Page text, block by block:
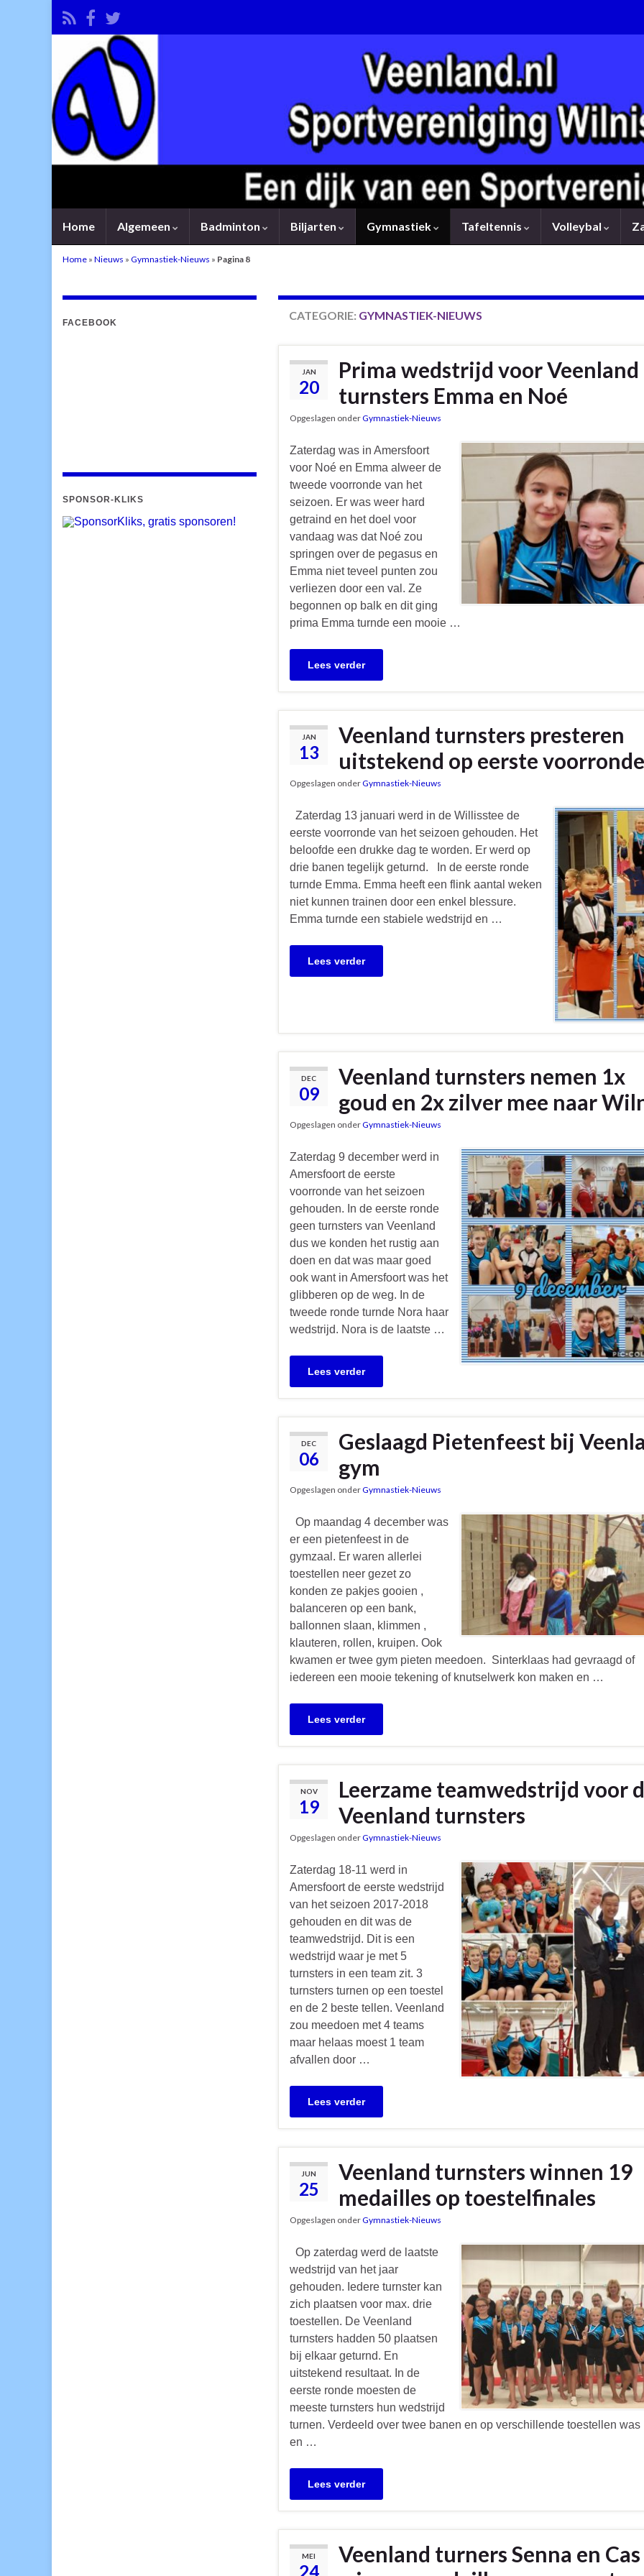
Home Algemeen Badminton Biljarten Gymnastiek Tafeltennis Volleybal
Home » Nieuws » Gymnastiek-Nieuws » Pagina 8
CATEGORIE: GYMNASTIEK-NIEUWS
JAN
20
Prima wedstrijd voor Veenland
turnsters Emma en Noé
Opgeslagen onderGymnastiek-Nieuws
Zaterdag was in Amersfoort
voor Noé en Emma alweer de
tweede voorronde van het
seizoen. Er was weer hard
getraind en het doel voor
vandaag was dat Noé zou
springen over de pegasus en
Emma niet teveel punten zou
verliezen door een val. Ze
begonnen op balk en dit ging
prima Emma turnde een mooie …
Lees verder
JAN
13
Veenland turnsters presteren
uitstekend op eerste
Opgeslagen onderGymnastiek-Nieuws
Zaterdag 13 januari werd in de Willisstee de
eerste voorronde van het seizoen gehouden. Het
beloofde een drukke dag te worden. Er werd op
drie banen tegelijk geturnd. In de eerste ronde
turnde Emma. Emma heeft een flink aantal weken
niet kunnen trainen door een enkel blessure.
Emma turnde een stabiele wedstrijd en …
Lees verder
DEC
09
Veenland turnsters nemen 1x
goud en 2x zilver mee naar
Opgeslagen onderGymnastiek-Nieuws
Zaterdag 9 december werd in
Amersfoort de eerste
voorronde van het seizoen
gehouden. In de eerste ronde
geen turnsters van Veenland
dus we konden het rustig aan
doen en dat was maar goed
ook want in Amersfoort was het
glibberen op de weg. In de
tweede ronde turnde Nora haar
wedstrijd. Nora is de laatste …
Lees verder
DEC
06
Geslaagd Pietenfeest bij
gym
Opgeslagen onderGymnastiek-Nieuws
Op maandag 4 december was
er een pietenfeest in de
gymzaal. Er waren allerlei
toestellen neer gezet zo
konden ze pakjes gooien ,
balanceren op een bank,
ballonnen slaan, klimmen ,
klauteren, rollen, kruipen. Ook
kwamen er twee gym pieten meedoen. Sinterklaas had gevraagd of
iedereen een mooie tekening of knutselwerk kon maken en …
Lees verder
NOV
19
Leerzame teamwedstrijd voor
Veenland turnsters
Opgeslagen onderGymnastiek-Nieuws
Zaterdag 18-11 werd in
Amersfoort de eerste wedstrijd
van het seizoen 2017-2018
gehouden en dit was de
teamwedstrijd. Dit is een
wedstrijd waar je met 5
turnsters in een team zit. 3
turnsters turnen op een toestel
en de 2 beste tellen. Veenland
zou meedoen met 4 teams
maar helaas moest 1 team
afvallen door …
Lees verder
JUN
25
Veenland turnsters winnen 19
medailles op toestelfinales
Opgeslagen onderGymnastiek-Nieuws
Op zaterdag werd de laatste
wedstrijd van het jaar
gehouden. Iedere turnster kan
zich plaatsen voor max. drie
toestellen. De Veenland
turnsters hadden 50 plaatsen
bij elkaar geturnd. En
uitstekend resultaat. In de
eerste ronde moesten de
meeste turnsters hun wedstrijd
turnen. Verdeeld over twee banen en op verschillende toestellen was
en …
Lees verder
MEI
24
Veenland turners Senna en Cas
FACEBOOK
SPONSOR-KLIKS